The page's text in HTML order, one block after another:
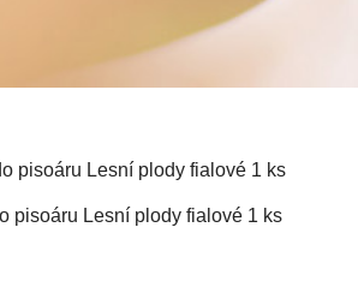
pisoáru Lesní plody fialové 1 ks
pisoáru Lesní plody fialové 1 ks